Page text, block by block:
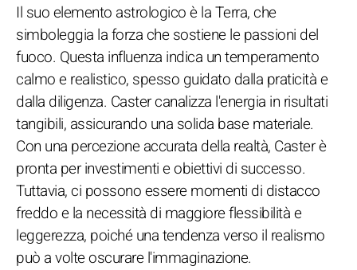
Il suo elemento astrologico è la Terra, che
simboleggia la forza che sostiene le passioni del
fuoco. Questa influenza indica un temperamento
calmo e realistico, spesso guidato dalla praticità e
dalla diligenza. Caster canalizza l'energia in risultati
tangibili, assicurando una solida base materiale.
Con una percezione accurata della realtà, Caster è
pronta per investimenti e obiettivi di successo.
Tuttavia, ci possono essere momenti di distacco
freddo e la necessità di maggiore flessibilità e
leggerezza, poiché una tendenza verso il realismo
può a volte oscurare l'immaginazione.